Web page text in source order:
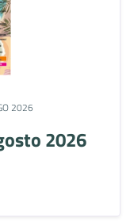
2026
2026